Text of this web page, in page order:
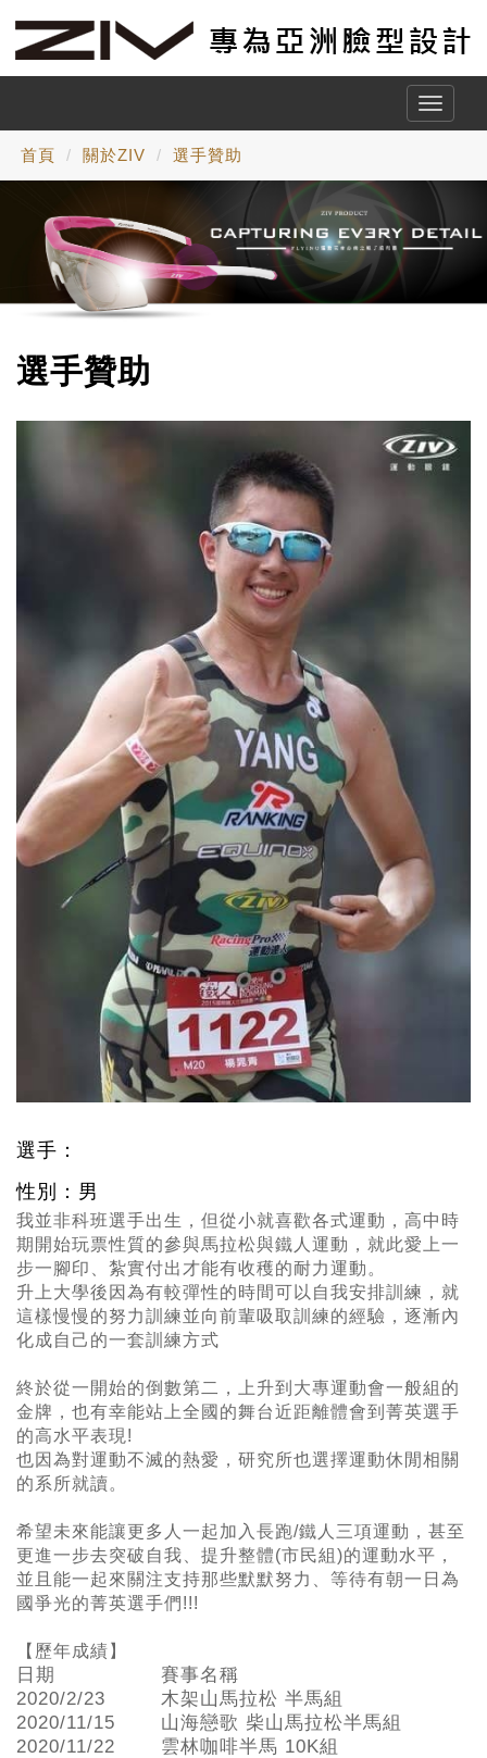
Toggle
首頁 關於ZIV 選手贊助
選手贊助
選手：
性別：男
我並非科班選手出生，但從小就喜歡各式運動，高中時
期開始玩票性質的參與馬拉松與鐵人運動，就此愛上一
步一腳印、紮實付出才能有收穫的耐力運動。
升上大學後因為有較彈性的時間可以自我安排訓練，就
這樣慢慢的努力訓練並向前輩吸取訓練的經驗，逐漸內
化成自己的一套訓練方式
終於從一開始的倒數第二，上升到大專運動會一般組的
金牌，也有幸能站上全國的舞台近距離體會到菁英選手
的高水平表現!
也因為對運動不滅的熱愛，研究所也選擇運動休閒相關
的系所就讀。
希望未來能讓更多人一起加入長跑/鐵人三項運動，甚至
更進一步去突破自我、提升整體(市民組)的運動水平，
並且能一起來關注支持那些默默努力、等待有朝一日為
國爭光的菁英選手們!!!
【歷年成績】
日期
賽事名稱
2020/2/23
木架山馬拉松 半馬組
2020/11/15
山海戀歌 柴山馬拉松半馬組
2020/11/22
雲林咖啡半馬 10K組